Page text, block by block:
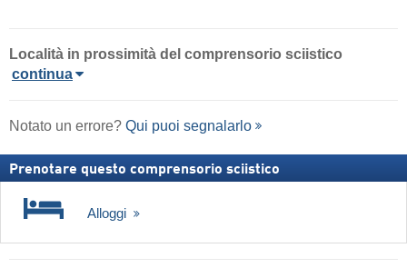
Località in prossimità del comprensorio sciistico
continua
Notato un errore? Qui puoi segnalarlo
Prenotare questo comprensorio sciistico
Alloggi